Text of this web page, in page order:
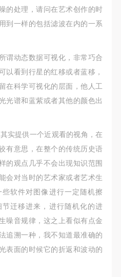
的处理，请问在艺术创作的时
到一样的包括滤波在内的一系
谓动态数据可视化，非常巧合
以看到行星的红移或者蓝移，
在科学可视化的层面，他人工
光谱和蓝紫或者其他的颜色出
实提供一个近观看的视角，在
有意思，在整个的传统历史语
的观点几乎不会出现知识范围
会对当时的艺术家或者艺术生
软件对图像进行一定随机擦
迁移进来，进行随机化的进
噪音规律，这之上看似有点金
追溯一种，我不知道最准确的
表面的时候它的折返和波动的